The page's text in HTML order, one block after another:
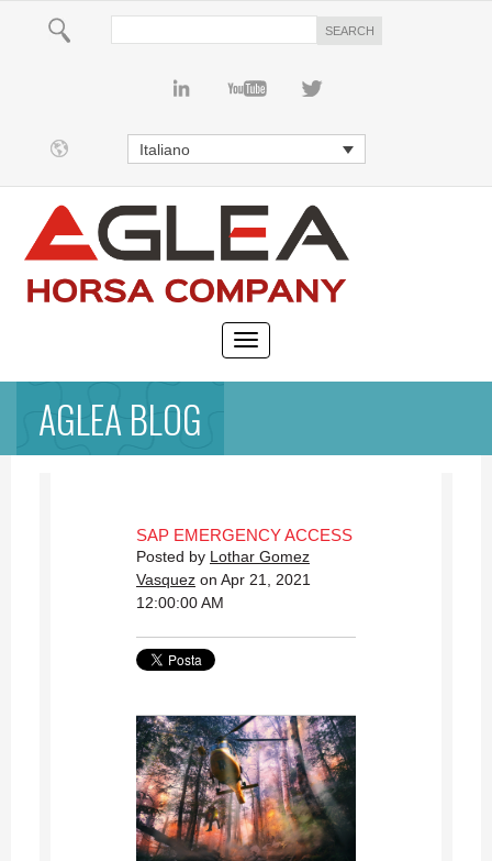
Italiano
AGLEA BLOG
SAP EMERGENCY ACCESS
Posted by Lothar Gomez
Vasquez on Apr 21, 2021
12:00:00 AM